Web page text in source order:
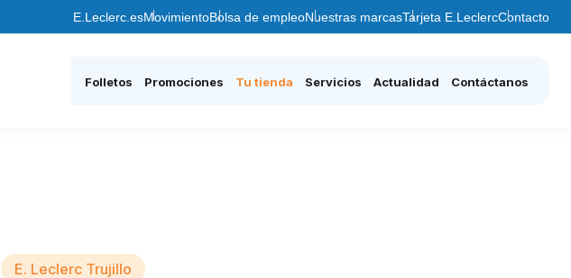
E.Leclerc.esMovimientoBolsa de empleoNuestras marcasTarjeta E.LeclercContacto
Folletos Promociones Tu tienda Servicios Actualidad Contáctanos
E. Leclerc Trujillo